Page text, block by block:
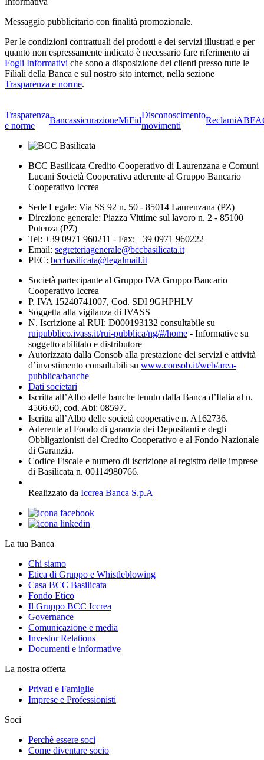
Messaggio pubblicitario con finalità promozionale.
Per le condizioni contrattuali dei prodotti e dei servizi illustrati e per
quanto non espressamente indicato è necessario fare riferimento ai
Fogli Informativi che sono a disposizione dei clienti presso tutte le
Filiali della Banca e sul nostro sito internet, nella sezione
Trasparenza e norme.
Trasparenza
e norme
BancassicurazioneMiFid
Disconoscimento
movimenti
ReclamiABF
BCC Basilicata Credito Cooperativo di Laurenzana e Comuni
Lucani Società Cooperativa aderente al Gruppo Bancario
Cooperativo Iccrea
Sede Legale: Via SS 92 n. 50 - 85014 Laurenzana (PZ)
Direzione generale: Piazza Vittime sul lavoro n. 2 - 85100
Potenza (PZ)
Tel: +39 0971 960211 - Fax: +39 0971 960222
Email: segreteriagenerale@bccbasilicata.it
PEC: bccbasilicata@legalmail.it
Società partecipante al Gruppo IVA Gruppo Bancario
Cooperativo Iccrea
P. IVA 15240741007, Cod. SDI 9GHPHLV
Soggetta alla vigilanza di IVASS
N. Iscrizione al RUI: D000193132 consultabile su
ruipubblico.ivass.it/rui-pubblica/ng/#/home - Informative su
soggetto abilitato e distributore
Autorizzata dalla Consob alla prestazione dei servizi e attività
d’investimento consultabili su www.consob.it/web/area-
pubblica/banche
Dati societari
Iscritta all’Albo delle banche tenuto dalla Banca d’Italia al n.
4566.60, cod. Abi: 08597.
Iscritta all’Albo delle società cooperative n. A162736.
Aderente al Fondo di garanzia dei Depositanti e degli
Obbligazionisti del Credito Cooperativo e al Fondo Nazionale
di Garanzia.
Codice Fiscale e numero di iscrizione al registro delle imprese
di Basilicata n. 00114980766.
Realizzato da Iccrea Banca S.p.A
La tua Banca
Chi siamo
Etica di Gruppo e Whistleblowing
Casa BCC Basilicata
Fondo Etico
Il Gruppo BCC Iccrea
Governance
Comunicazione e media
Investor Relations
Documenti e informative
La nostra offerta
Privati e Famiglie
Imprese e Professionisti
Soci
Perchè essere soci
Come diventare socio